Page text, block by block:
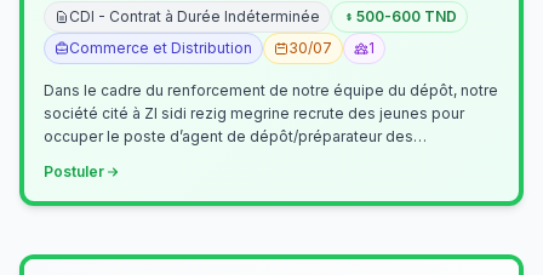
CDI - Contrat à Durée Indéterminée
500-600 TND
Commerce et Distribution
30/07 1
Dans le cadre du renforcement de notre équipe du dépôt, notre
société cité à ZI sidi rezig megrine recrute des jeunes pour
occuper le poste d’agent de dépôt/préparateur des
Postuler